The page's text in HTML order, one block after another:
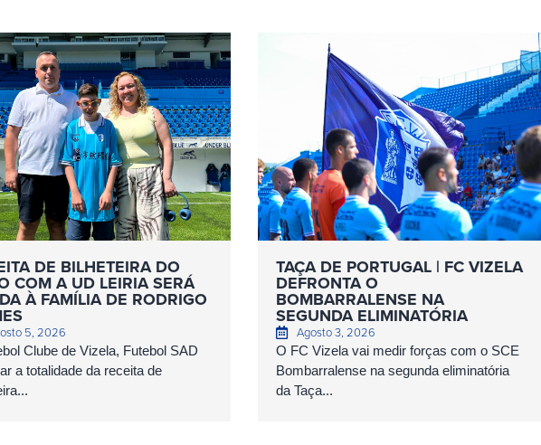
DE BILHETEIRA DO
COM A UD LEIRIA SERÁ
À FAMÍLIA DE RODRIGO
5, 2026
Clube de Vizela, Futebol SAD
a totalidade da receita de
TAÇA DE PORTUGAL | FC VIZELA
DEFRONTA O
BOMBARRALENSE NA
SEGUNDA ELIMINATÓRIA
Agosto 3, 2026
O FC Vizela vai medir forças com o SCE
Bombarralense na segunda eliminatória
da Taça...